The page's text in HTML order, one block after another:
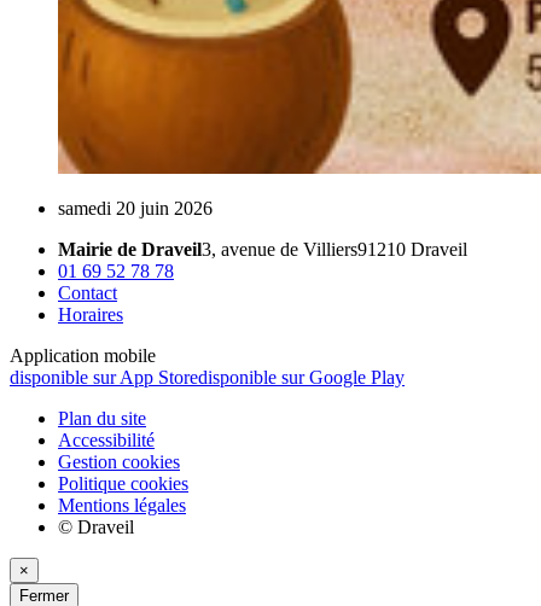
samedi 20 juin 2026
Mairie de Draveil3, avenue de Villiers91210 Draveil
01 69 52 78 78
Contact
Horaires
Application mobile
disponible sur App Storedisponible sur Google Play
Plan du site
Accessibilité
Gestion cookies
Politique cookies
Mentions légales
© Draveil
×
Fermer